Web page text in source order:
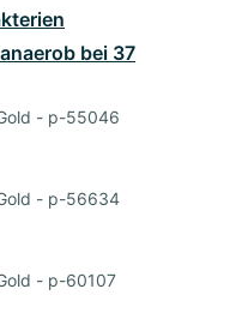
bei 37
- p-55046
- p-56634
- p-60107